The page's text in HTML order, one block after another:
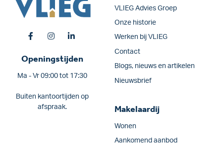
Openingstijden
Ma - Vr 09:00 tot 17:30
Buiten kantoortijden op
afspraak.
VLIEG Advies Groep
Onze historie
Werken bij VLIEG
Contact
Blogs, nieuws en artikelen
Nieuwsbrief
Makelaardij
Wonen
Aankomend aanbod